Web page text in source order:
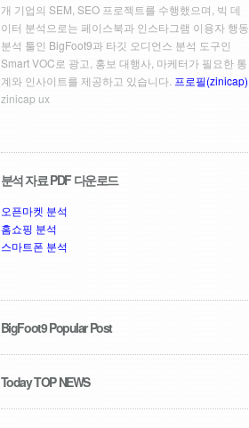
개 기업의 SEM, SEO 프로젝트를 수행했으며, 빅 데
이터 분석으로는 페이스북과 인스타그램 이용자 행동
분석 툴인 BigFoot9과 타깃 오디언스 분석 도구인
Smart VOC로 광고, 홍보 대행사, 마케터가 필요한 통
계와 인사이트를 제공하고 있습니다. 프로필(zinicap)
zinicap ux
분석 자료 PDF 다운로드
오픈마켓 분석
홈쇼핑 분석
스마트폰 분석
BigFoot9 Popular Post
Today TOP NEWS